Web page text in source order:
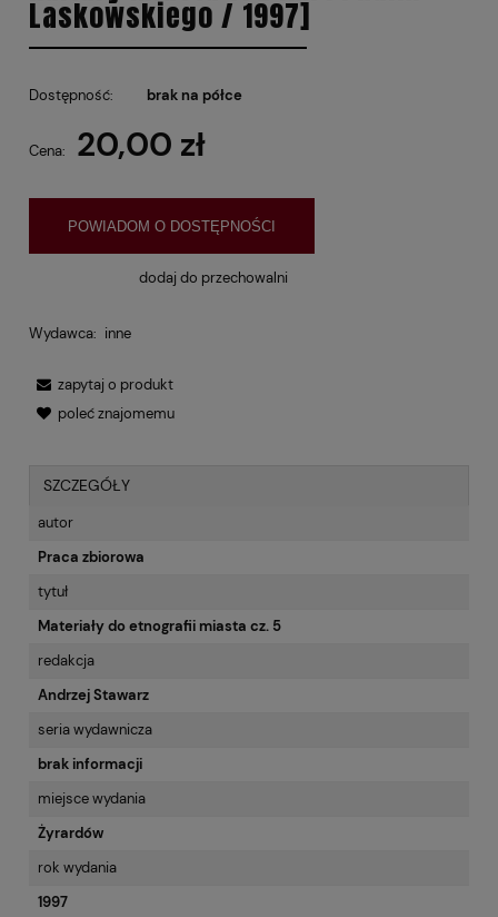
Laskowskiego / 1997]
Dostępność: brak na półce
Cena: 20,00 zł
POWIADOM O DOSTĘPNOŚCI
dodaj do przechowalni
Wydawca: inne
zapytaj o produkt
poleć znajomemu
SZCZEGÓŁY
autor
Praca zbiorowa
tytuł
Materiały do etnografii miasta cz. 5
redakcja
Andrzej Stawarz
seria wydawnicza
brak informacji
miejsce wydania
Żyrardów
rok wydania
1997